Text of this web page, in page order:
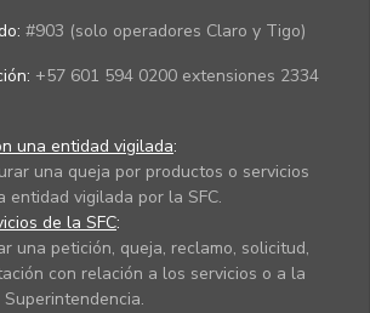
#903 (solo operadores Claro y Tigo)
+57 601 594 0200 extensiones 2334
una entidad vigilada:
una queja por productos o servicios
entidad vigilada por la SFC.
de la SFC:
una petición, queja, reclamo, solicitud,
con relación a los servicios o a la